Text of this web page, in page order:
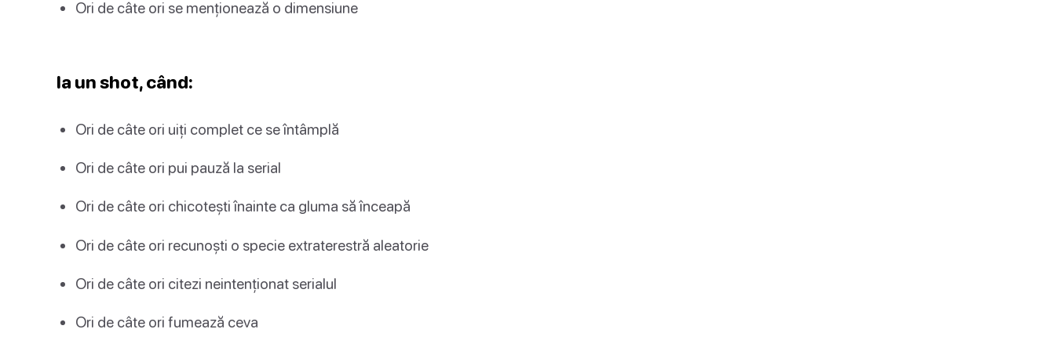
Ori de câte ori se menționează o dimensiune
Ia un shot, când:
Ori de câte ori uiți complet ce se întâmplă
Ori de câte ori pui pauză la serial
Ori de câte ori chicotești înainte ca gluma să înceapă
Ori de câte ori recunoști o specie extraterestră aleatorie
Ori de câte ori citezi neintenționat serialul
Ori de câte ori fumează ceva